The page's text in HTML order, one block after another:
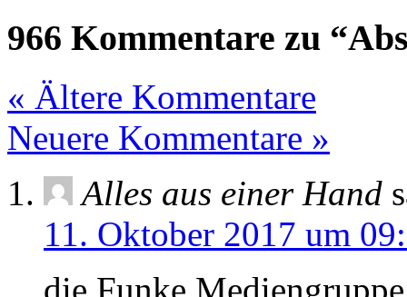
966 Kommentare zu
« Ältere Kommentare
Neuere Kommentare »
Alles aus einer Hand
11. Oktober 2017 um